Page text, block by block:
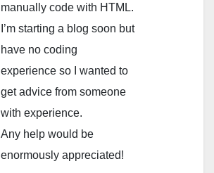
manually code with HTML.
I’m starting a blog soon but
have no coding
experience so I wanted to
get advice from someone
with experience.
Any help would be
enormously appreciated!